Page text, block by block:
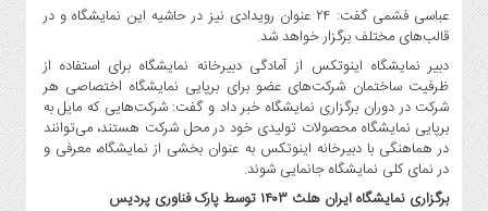
الملل
نگاه
روز
گوناگون
عباسی فشمی گفت: ۲۴ عنوان رویدادی نیز در حاشیه این نمایشگاه و در
قالب‌های مختلف برگزار خواهد شد.
دبیر نمایشگاه اینوتکس از آمادگی دبیرخانه نمایشگاه برای استفاده از
ظرفیت ساختمان شرکت‌های عضو برای برپایی نمایشگاه اختصاصی هر
شرکت در دوران برگزاری نمایشگاه خبر داد و گفت: شرکت‌هایی که مایل به
برپایی نمایشگاه محصولات تولیدی خود در محل شرکت هستند، می‌توانند
در هماهنگی با دبیرخانه اینوتکس به عنوان بخشی از نمایشگاه، معرفی و
در نمای کلی نمایشگاه جانمایی شوند.
برگزاری نمایشگاه ایران هلث ۱۴۰۳ توسط پارک فناوری پردیس